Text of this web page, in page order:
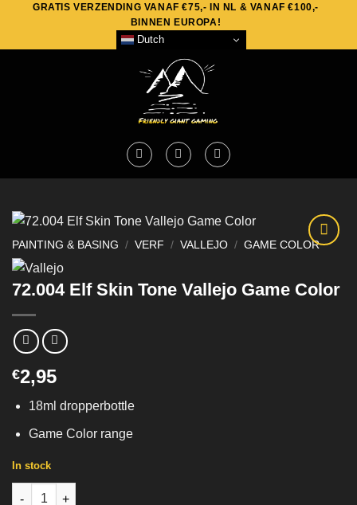
content
GRATIS VERZENDING VANAF €75,- IN NL & VANAF €100,-
BINNEN EUROPA!
Dutch
PAINTING & BASING / VERF / VALLEJO / GAME COLOR
72.004 Elf Skin Tone Vallejo Game Color
€2,95
18ml dropperbottle
Game Color range
In stock
72.004 Elf Skin Tone Vallejo Game Color quantity